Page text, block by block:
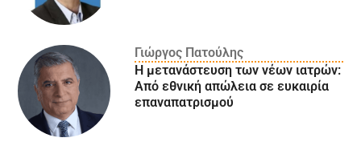
Γιώργος Πατούλης
Η μετανάστευση των νέων ιατρών:
Aπό εθνική απώλεια σε ευκαιρία
επαναπατρισμού